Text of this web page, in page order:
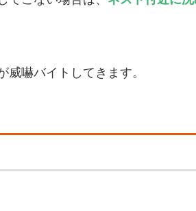
嚇バイトしてきます。